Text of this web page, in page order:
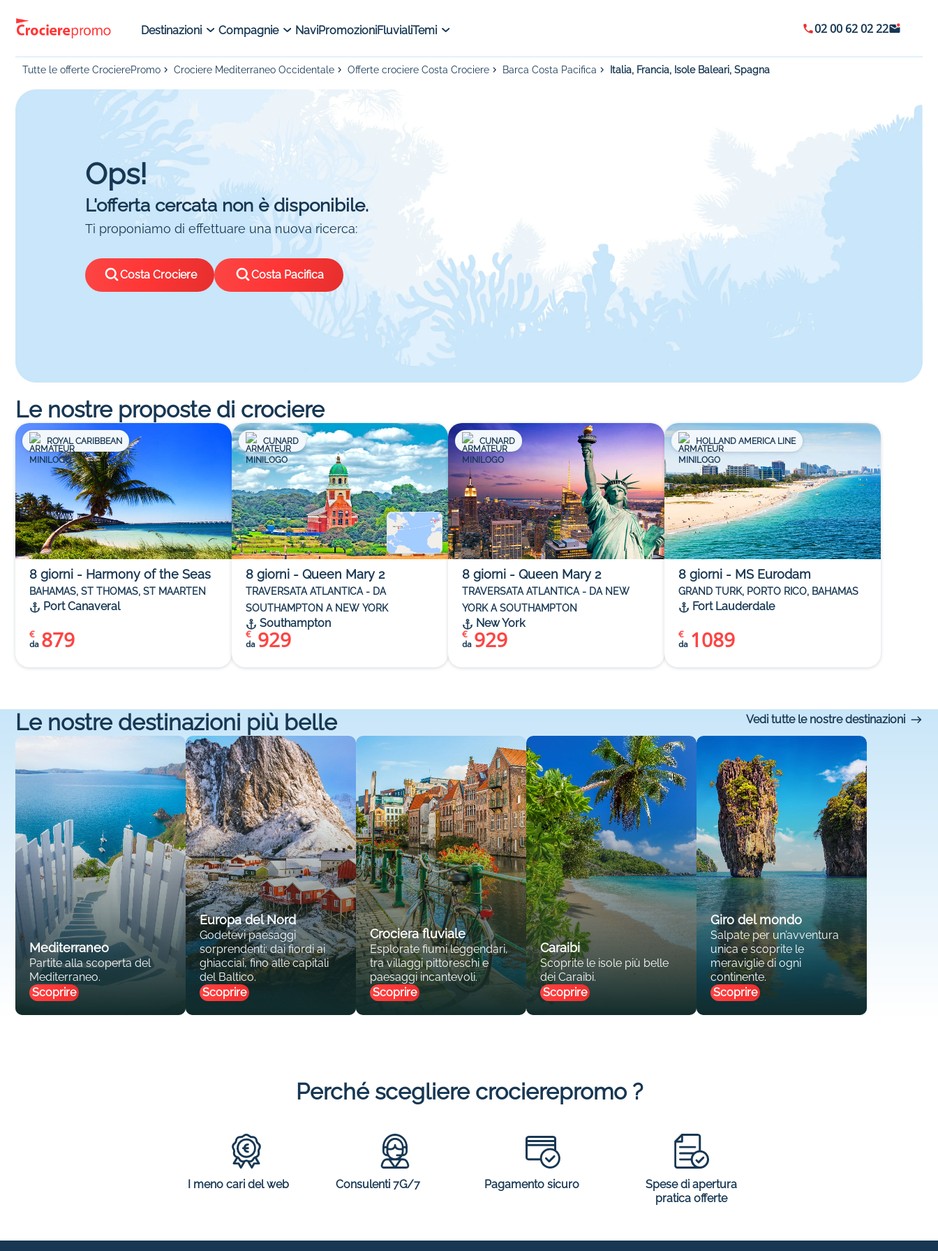
Destinazioni Compagnie NaviPromozioniFluvialiTemi 02 00 62 02 22
Tutte le offerte CrocierePromo Crociere Mediterraneo Occidentale Offerte crociere Costa Crociere Barca Costa Pacifica Italia, Francia, Isole Baleari, Spagna
Ops!
L'offerta cercata non è disponibile.
Ti proponiamo di effettuare una nuova ricerca:
Costa Crociere Costa Pacifica
Le nostre proposte di crociere
ROYAL CARIBBEAN
8 giorni - Harmony of the Seas
BAHAMAS, ST THOMAS, ST MAARTEN
Port Canaveral
da 879
€
CUNARD
8 giorni - Queen Mary 2
TRAVERSATA ATLANTICA - DA
SOUTHAMPTON A NEW YORK
Southampton
da 929
€
CUNARD
8 giorni - Queen Mary 2
TRAVERSATA ATLANTICA - DA NEW
YORK A SOUTHAMPTON
New York
da 929
€
HOLLAND AMERICA LINE
8 giorni - MS Eurodam
GRAND TURK, PORTO RICO, BAHAMAS
Fort Lauderdale
da 1089
€
Le nostre destinazioni più belle Vedi tutte le nostre destinazioni
Mediterraneo
Partite alla scoperta del
Mediterraneo.
Scoprire
Europa del Nord
Godetevi paesaggi
sorprendenti: dai fiordi ai
ghiacciai, fino alle capitali
del Baltico.
Scoprire
Crociera fluviale
Esplorate fiumi leggendari,
tra villaggi pittoreschi e
paesaggi incantevoli.
Scoprire
Caraibi
Scoprite le isole più belle
dei Caraibi.
Scoprire
Giro del mondo
Salpate per un’avventura
unica e scoprite le
meraviglie di ogni
continente.
Scoprire
Perché scegliere crocierepromo ?
I meno cari del web Consulenti 7G/7 Pagamento sicuro
Spese di apertura
pratica offerte